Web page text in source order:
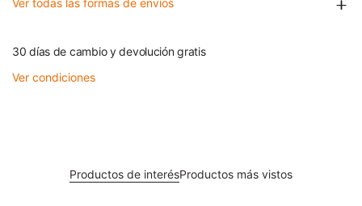
Ver todas las formas de envíos
30 días de cambio y devolución gratis
Ver condiciones
Productos de interésProductos más vistos